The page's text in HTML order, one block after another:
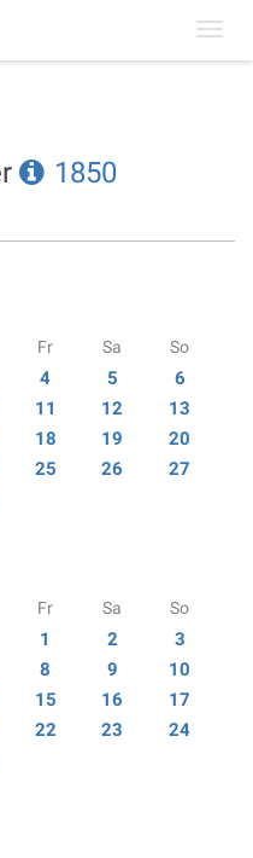
1850
Fr Sa So
4 5
6
11 12
13
18 19
20
25 26
27
Fr Sa So
1 2
3
8 9
10
15 16
17
22 23
24